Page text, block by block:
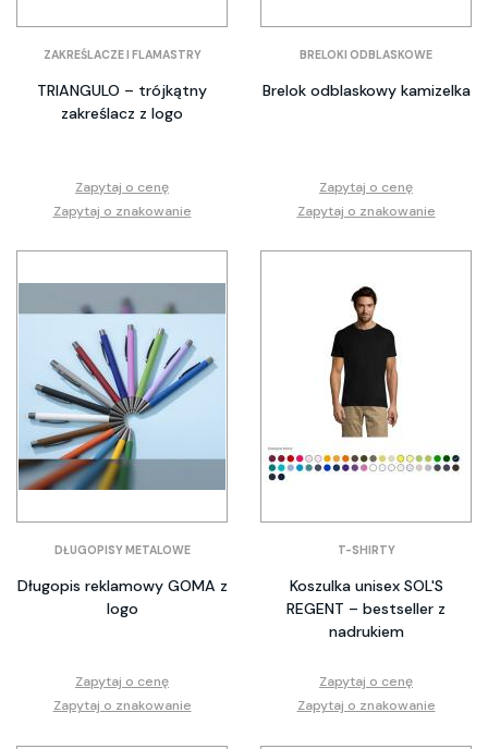
ZAKREŚLACZE I FLAMASTRY
TRIANGULO – trójkątny
zakreślacz z logo
Zapytaj o cenę
Zapytaj o znakowanie
BRELOKI ODBLASKOWE
Brelok odblaskowy kamizelka
Zapytaj o cenę
Zapytaj o znakowanie
DŁUGOPISY METALOWE
Długopis reklamowy GOMA z
logo
Zapytaj o cenę
Zapytaj o znakowanie
T-SHIRTY
Koszulka unisex SOL'S
REGENT – bestseller z
nadrukiem
Zapytaj o cenę
Zapytaj o znakowanie